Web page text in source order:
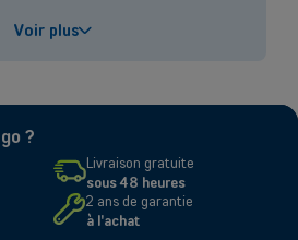
Jusqu'à 50% en 30 minutes
6.1" - 2556 x 1179 pixels
Super Retina XDR OLED
Voir plus
?
Livraison gratuite
sous 48 heures
2 ans de garantie
à l'achat